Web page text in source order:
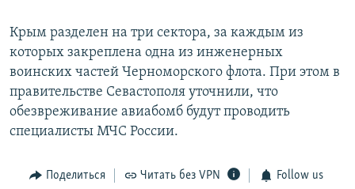
Крым разделен на три сектора, за каждым из
которых закреплена одна из инженерных
воинских частей Черноморского флота. При этом в
правительстве Севастополя уточнили, что
обезвреживание авиабомб будут проводить
специалисты МЧС России.
Поделиться Читать без VPN Follow us